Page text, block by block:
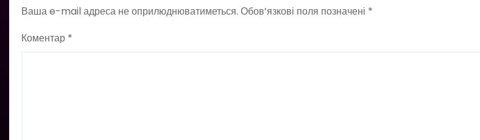
Ваша e-mail адреса не оприлюднюватиметься. Обов’язкові поля позначені *
Коментар *